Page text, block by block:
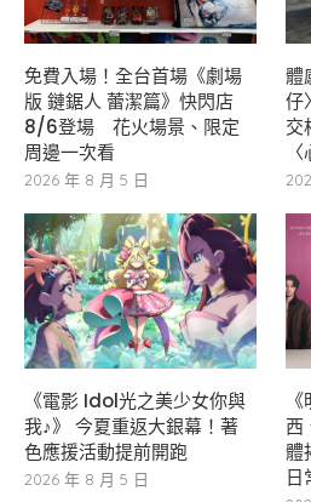
免費入場！全台首場《劇場
版 鏈鋸人 蕾潔篇》快閃店
8/6登場 花火場景、限定
周邊一次看
2026 年 8 月 5 日
體
仔
交
《電影 Idol光之美少女你與
我♪》 今夏重返大銀幕！著
色應援活動提前開跑
2026 年 8 月 5 日
西
體
日